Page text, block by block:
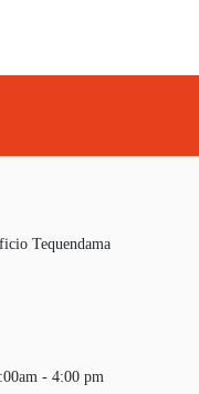
Tequendama
- 4:00 pm